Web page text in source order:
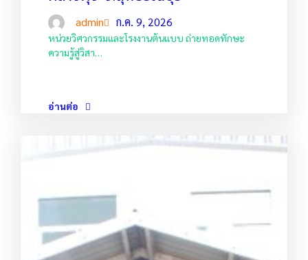
admin ก.ค. 9, 2026
หน่วยวิศวกรรมและโรงงานต้นแบบ ถ่ายทอดทักษะ
ความรู้สู่วิสา…
อ่านต่อ